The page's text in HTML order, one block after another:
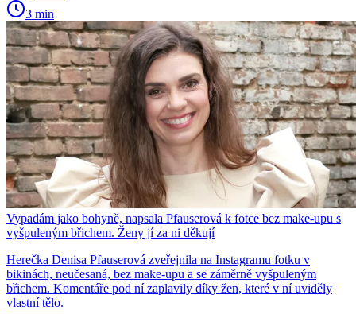
3 min
Vypadám jako bohyně, napsala Pfauserová k fotce bez make-upu s
vyšpuleným břichem. Ženy jí za ni děkují
Herečka Denisa Pfauserová zveřejnila na Instagramu fotku v
bikinách, neučesaná, bez make-upu a se záměrně vyšpuleným
břichem. Komentáře pod ní zaplavily díky žen, které v ní uviděly
vlastní tělo.